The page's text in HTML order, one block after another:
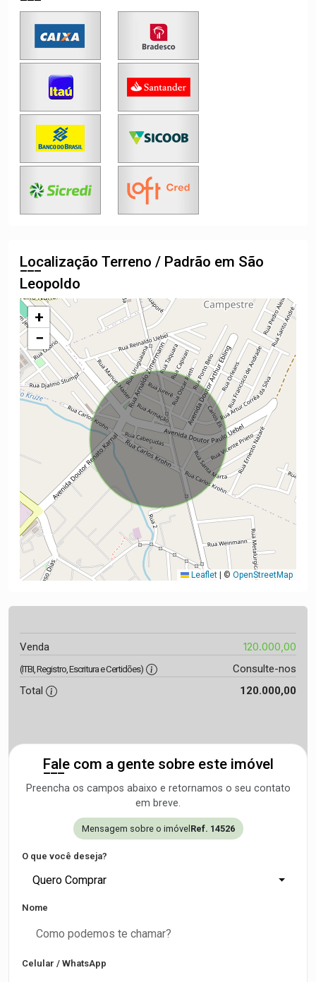
Localização Terreno / Padrão em São
Leopoldo
+
−
Leaflet © OpenStreetMap
Venda 120.000,00
(ITBI, Registro, Escritura e Certidões)
Consulte-nos
Total
120.000,00
Fale com a gente sobre este imóvel
Preencha os campos abaixo e retornamos o seu contato
em breve.
Mensagem sobre o imóvel Ref. 14526
O que você deseja?
Quero Comprar
Nome
Celular / WhatsApp